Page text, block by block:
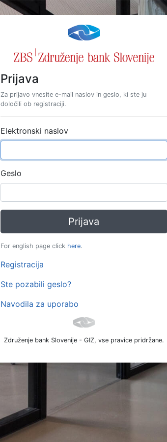
Prijava
Za prijavo vnesite e-mail naslov in geslo, ki ste ju
določili ob registraciji.
Elektronski naslov
Geslo
For english page click here.
Registracija
Ste pozabili geslo?
Navodila za uporabo
Združenje bank Slovenije - GIZ, vse pravice pridržane.